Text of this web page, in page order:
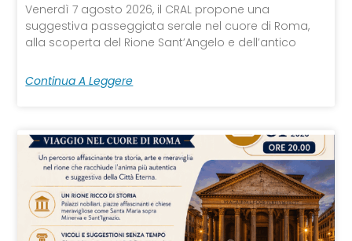
Venerdì 7 agosto 2026, il CRAL propone una
suggestiva passeggiata serale nel cuore di Roma,
alla scoperta del Rione Sant’Angelo e dell’antico
Continua A Leggere